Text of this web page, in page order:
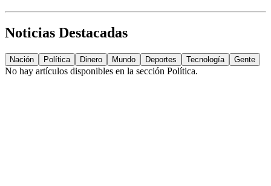
Noticias Destacadas
Nación Política Dinero Mundo Deportes Tecnología Gente
No hay artículos disponibles en la sección Política.